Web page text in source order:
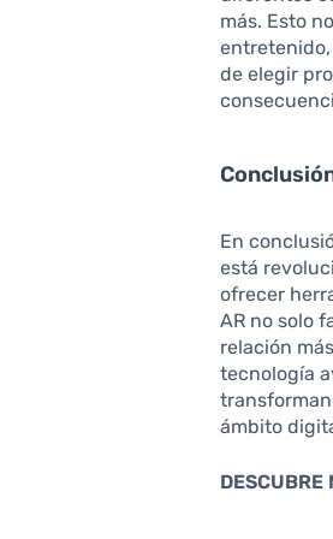
más. Esto
de elegir
En
está
ofrecer
AR no solo
relación
tecnología
ámbito
DESCUBRE